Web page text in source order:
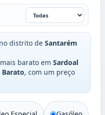
no distrito de Santarém
barato em Sardoal
Barato, com um preço